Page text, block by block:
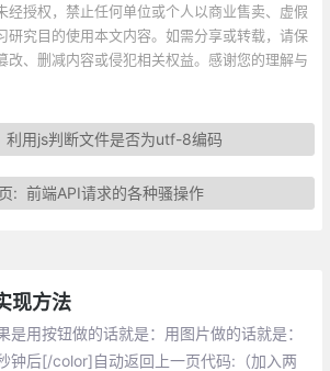
经授权，禁止任何单位或个人以商业售卖、虚假
研究目的使用本文内容。如需分享或转载，请保
改、删减内容或侵犯相关权益。感谢您的理解与
利用js判断文件是否为utf-8编码
: 前端API请求的各种骚操作
现方法
是用按钮做的话就是：用图片做的话就是：
后[/color]自动返回上一页代码:（加入两